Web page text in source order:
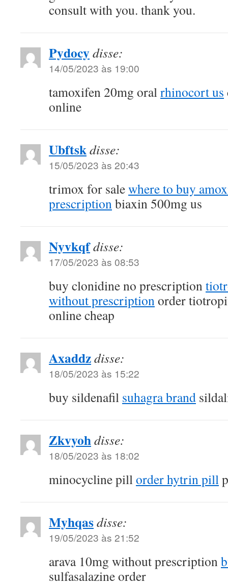
consult with you. thank you.
Pydocydisse:
14/05/2023 às 19:00
tamoxifen 20mg oralrhinocort us
online
Ubftskdisse:
15/05/2023 às 20:43
trimox for salewhere to buy
prescriptionbiaxin 500mg us
Nyvkqfdisse:
17/05/2023 às 08:53
buy clonidine no prescription
without prescriptionorder
online cheap
Axaddzdisse:
18/05/2023 às 15:22
buy sildenafil suhagra brand
Zkvyohdisse:
18/05/2023 às 18:02
minocycline pillorder hytrin pill
Myhqasdisse:
19/05/2023 às 21:52
arava 10mg without prescription
sulfasalazine order